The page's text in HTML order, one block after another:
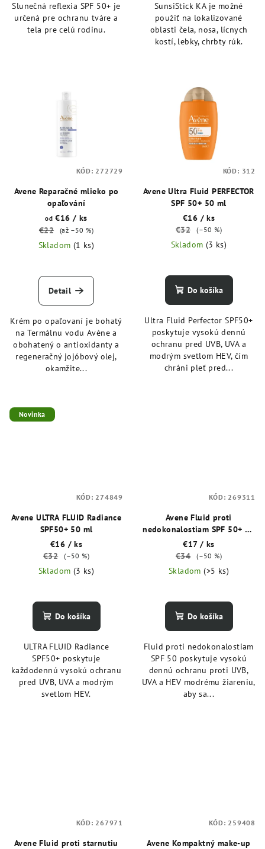
Slunečná reflexia SPF 50+ je
určená pre ochranu tváre a
tela pre celú rodinu.
SunsiStick KA je možné
použiť na lokalizované
oblasti čela, nosa, lícnych
kostí, lebky, chrbty rúk.
Avene Reparačné mlieko po
opaľování
od €16/ ks
€22
(až –50 %)
Skladom (1 ks)
Detail
Krém po opaľovaní je bohatý
na Termálnu vodu Avène a
obohatený o antioxidanty a
regeneračný jojóbový olej,
okamžite...
KÓD: 272729
Avene Ultra Fluid PERFECTOR
SPF 50+ 50 ml
€16 / ks
€32
(–50 %)
Skladom (3 ks)
Do košíka
Ultra Fluid Perfector SPF50+
poskytuje vysokú dennú
ochranu pred UVB, UVA a
modrým svetlom HEV, čím
chráni pleť pred...
KÓD: 312
Novinka
Avene ULTRA FLUID Radiance
SPF50+ 50 ml
€16 / ks
€32
(–50 %)
Skladom (3 ks)
Do košíka
ULTRA FLUID Radiance
SPF50+ poskytuje
každodennú vysokú ochranu
pred UVB, UVA a modrým
svetlom HEV.
KÓD: 274849
Avene Fluid proti
nedokonalostiam SPF 50+ 40
ml
€17 / ks
€34
(–50 %)
Skladom(>5 ks)
Do košíka
Fluid proti nedokonalostiam
SPF 50 poskytuje vysokú
dennú ochranu proti UVB,
UVA a HEV modrému žiareniu,
aby sa...
KÓD: 269311
Avene Fluid proti starnutiu
KÓD: 267971
Avene Kompaktný make-up
KÓD: 259408